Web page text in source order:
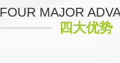
FOUR MAJOR
四大优势